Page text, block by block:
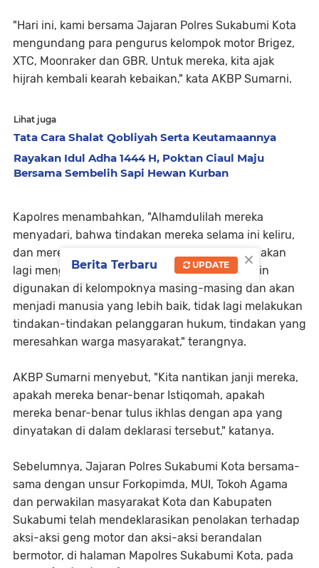
"Hari ini, kami bersama Jajaran Polres Sukabumi Kota
mengundang para pengurus kelompok motor Brigez,
XTC, Moonraker dan GBR. Untuk mereka, kita ajak
hijrah kembali kearah kebaikan," kata AKBP Sumarni.
Lihat juga
Tata Cara Shalat Qobliyah Serta Keutamaannya
Rayakan Idul Adha 1444 H, Poktan Ciaul Maju
Bersama Sembelih Sapi Hewan Kurban
Kapolres menambahkan, "Alhamdulilah mereka
menyadari, bahwa tindakan mereka selama ini keliru,
dan mereka tadi sudah mendeklarasikan tidak akan
lagi menggunakan atribut-atribut yang kemarin
digunakan di kelompoknya masing-masing dan akan
menjadi manusia yang lebih baik, tidak lagi melakukan
tindakan-tindakan pelanggaran hukum, tindakan yang
meresahkan warga masyarakat," terangnya.
AKBP Sumarni menyebut, "Kita nantikan janji mereka,
apakah mereka benar-benar Istiqomah, apakah
mereka benar-benar tulus ikhlas dengan apa yang
dinyatakan di dalam deklarasi tersebut," katanya.
Sebelumnya, Jajaran Polres Sukabumi Kota bersama-
sama dengan unsur Forkopimda, MUI, Tokoh Agama
dan perwakilan masyarakat Kota dan Kabupaten
Sukabumi telah mendeklarasikan penolakan terhadap
aksi-aksi geng motor dan aksi-aksi berandalan
bermotor, di halaman Mapolres Sukabumi Kota, pada
×
Berita Terbaru UPDATE